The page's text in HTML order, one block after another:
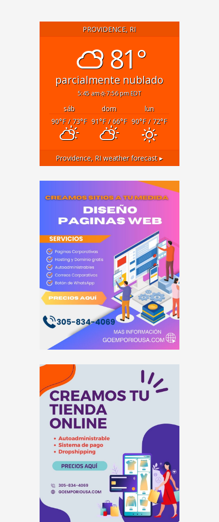
PROVIDENCE, RI
81°
parcialmente nublado
5:45 am 7:56 pm EDT
sáb dom
lun
90°F/ 73°F 91°F/ 66°F 90°F/ 72°F
Providence, RI weather forecast ▸